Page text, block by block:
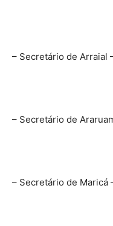
– Secretário de Arraial
– Secretário de
– Secretário de Maricá